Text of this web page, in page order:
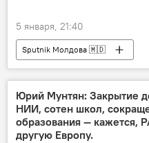
5 января, 21:40
Sputnik Молдова 🇲🇩
Юрий Мунтян: Закрытие
НИИ, сотен школ,
образования — кажется,
другую Европу.